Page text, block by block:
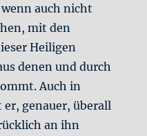
auch nicht
mit den
Heiligen
denen und durch
Auch in
genauer, überall
an ihn